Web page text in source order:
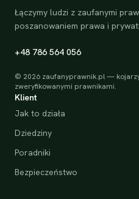
Łączymy ludzi z zaufanymi
poszanowaniem prawa i
+48 786 564 056
© 2026 zaufanyprawnik.pl —
zweryfikowanymi prawnikami.
Klient
Jak to działa
Dziedziny
Poradniki
Bezpieczeństwo